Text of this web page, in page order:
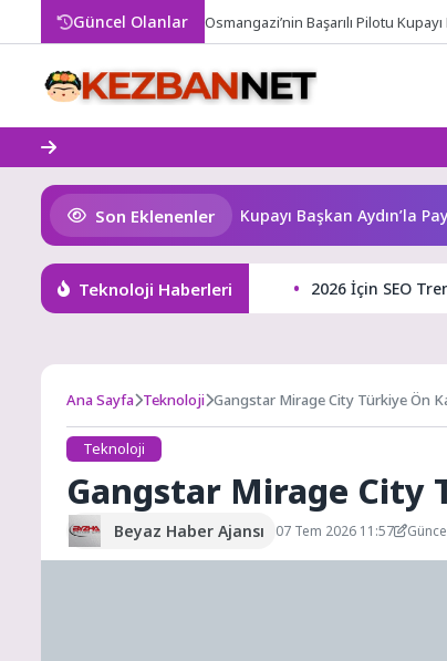
Güncel Olanlar Osmangazi’nin Başarılı Pilotu Kupayı
Son Eklenenler
Başarılı Pilotu Kupayı Başkan Aydın’la Paylaştı
Teknoloji Haberleri 2026 İçin SEO
Ana Sayfa Teknoloji Gangstar Mirage City Türkiye Ön
Teknoloji
Gangstar Mirage City
Beyaz Haber Ajansı 07 Tem 2026 11:57